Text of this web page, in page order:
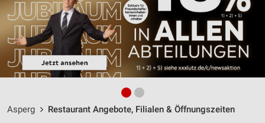
Asperg Restaurant Angebote, Filialen & Öffnungszeiten